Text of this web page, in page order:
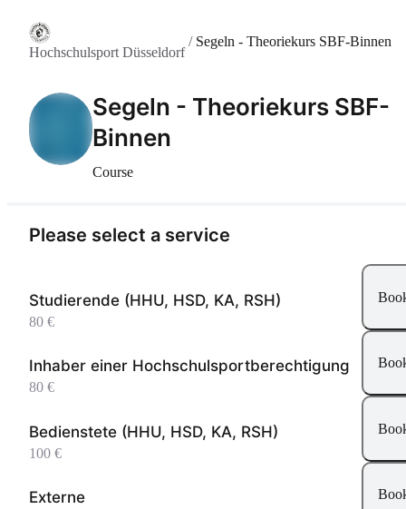
Hochschulsport Düsseldorf
/ Segeln - Theoriekurs SBF-Binnen
Segeln - Theoriekurs SBF-
Binnen
Course
Please select a service
Studierende (HHU, HSD, KA, RSH)
80 €
Inhaber einer Hochschulsportberechtigung
80 €
Bedienstete (HHU, HSD, KA, RSH)
100 €
Externe